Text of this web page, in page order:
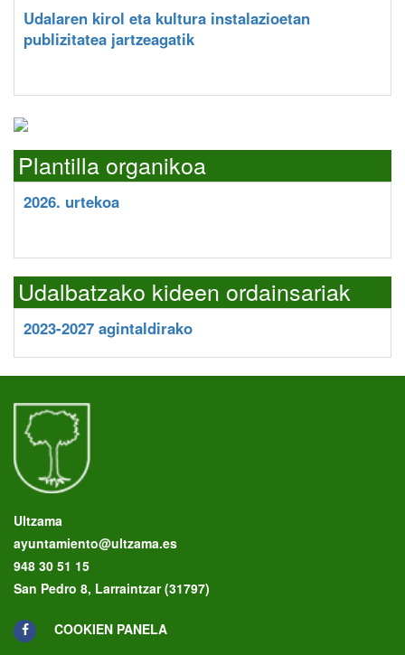
Udalaren kirol eta kultura instalazioetan
publizitatea jartzeagatik
Plantilla organikoa
2026. urtekoa
Udalbatzako kideen ordainsariak
2023-2027 agintaldirako
Ultzama
ayuntamiento@ultzama.es
948 30 51 15
San Pedro 8, Larraintzar (31797)
COOKIEN PANELA